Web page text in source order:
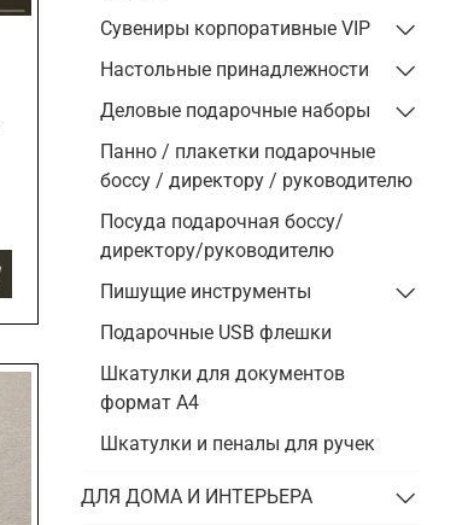
Сувениры корпоративные VIP
Настольные принадлежности
Деловые подарочные наборы
Панно / плакетки подарочные
боссу / директору / руководителю
Посуда подарочная боссу/
директору/руководителю
Пишущие инструменты
Подарочные USB флешки
Шкатулки для документов
формат А4
Шкатулки и пеналы для ручек
ДЛЯ ДОМА И ИНТЕРЬЕРА